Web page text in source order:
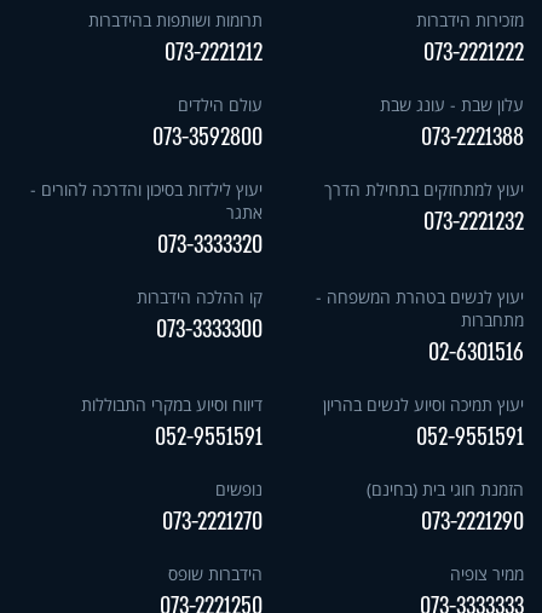
מזכירות הידברות
073-2221222
תרומות ושותפות בהידברות
073-2221212
עלון שבת - עונג שבת
073-2221388
עולם הילדים
073-3592800
יעוץ למתחזקים בתחילת הדרך
073-2221232
יעוץ לילדות בסיכון והדרכה להורים -
אתגר
073-3333320
יעוץ לנשים בטהרת המשפחה -
מתחברות
02-6301516
קו ההלכה הידברות
073-3333300
יעוץ תמיכה וסיוע לנשים בהריון
052-9551591
דיווח וסיוע במקרי התבוללות
052-9551591
הזמנת חוגי בית (בחינם)
073-2221290
נופשים
073-2221270
ממיר צופיה הידברות שופס